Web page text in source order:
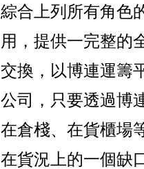
綜合上列所有角色
用，提供一完整的
交換，以博連運籌
公司，只要透過博
在倉棧、在貨櫃場
在貨況上的一個缺